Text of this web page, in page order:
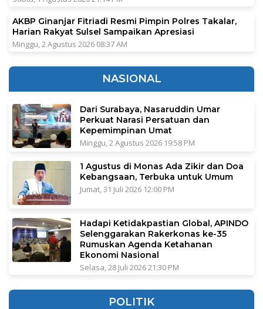
AKBP Ginanjar Fitriadi Resmi Pimpin Polres Takalar,
Harian Rakyat Sulsel Sampaikan Apresiasi
Minggu, 2 Agustus 2026 08:37 AM
NASIONAL
Dari Surabaya, Nasaruddin Umar
Perkuat Narasi Persatuan dan
Kepemimpinan Umat
Minggu, 2 Agustus 2026 19:58 PM
1 Agustus di Monas Ada Zikir dan Doa
Kebangsaan, Terbuka untuk Umum
Jumat, 31 Juli 2026 12:00 PM
Hadapi Ketidakpastian Global, APINDO
Selenggarakan Rakerkonas ke-35
Rumuskan Agenda Ketahanan
Ekonomi Nasional
Selasa, 28 Juli 2026 21:30 PM
POLITIK